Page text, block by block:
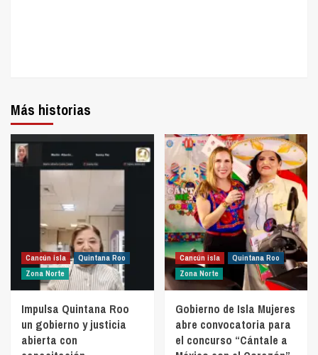
Más historias
Cancún isla
Quintana Roo
Zona Norte
Impulsa Quintana Roo
un gobierno y justicia
abierta con
Cancún isla
Quintana Roo
Zona Norte
Gobierno de Isla Mujeres
abre convocatoria para
el concurso “Cántale a